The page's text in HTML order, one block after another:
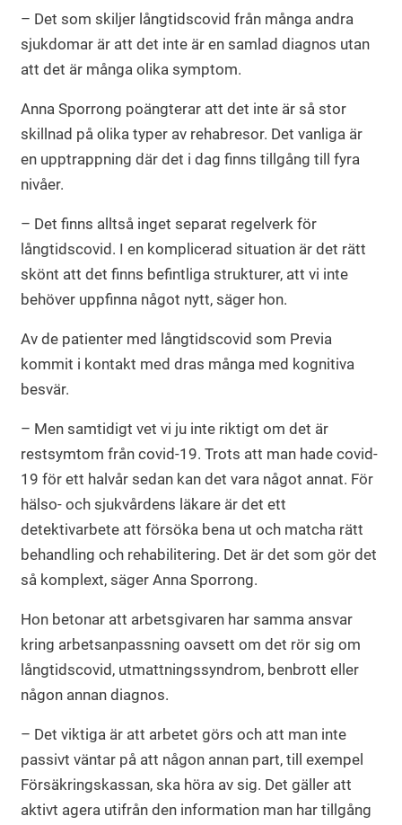
– Det som skiljer långtidscovid från många andra
sjukdomar är att det inte är en samlad diagnos utan
att det är många olika symptom.
Anna Sporrong poängterar att det inte är så stor
skillnad på olika typer av rehabresor. Det vanliga är
en upptrappning där det i dag finns tillgång till fyra
nivåer.
– Det finns alltså inget separat regelverk för
långtidscovid. I en komplicerad situation är det rätt
skönt att det finns befintliga strukturer, att vi inte
behöver uppfinna något nytt, säger hon.
Av de patienter med långtidscovid som Previa
kommit i kontakt med dras många med kognitiva
besvär.
– Men samtidigt vet vi ju inte riktigt om det är
restsymtom från covid-19. Trots att man hade covid-
19 för ett halvår sedan kan det vara något annat. För
hälso- och sjukvårdens läkare är det ett
detektivarbete att försöka bena ut och matcha rätt
behandling och rehabilitering. Det är det som gör det
så komplext, säger Anna Sporrong.
Hon betonar att arbetsgivaren har samma ansvar
kring arbetsanpassning oavsett om det rör sig om
långtidscovid, utmattningssyndrom, benbrott eller
någon annan diagnos.
– Det viktiga är att arbetet görs och att man inte
passivt väntar på att någon annan part, till exempel
Försäkringskassan, ska höra av sig. Det gäller att
aktivt agera utifrån den information man har tillgång